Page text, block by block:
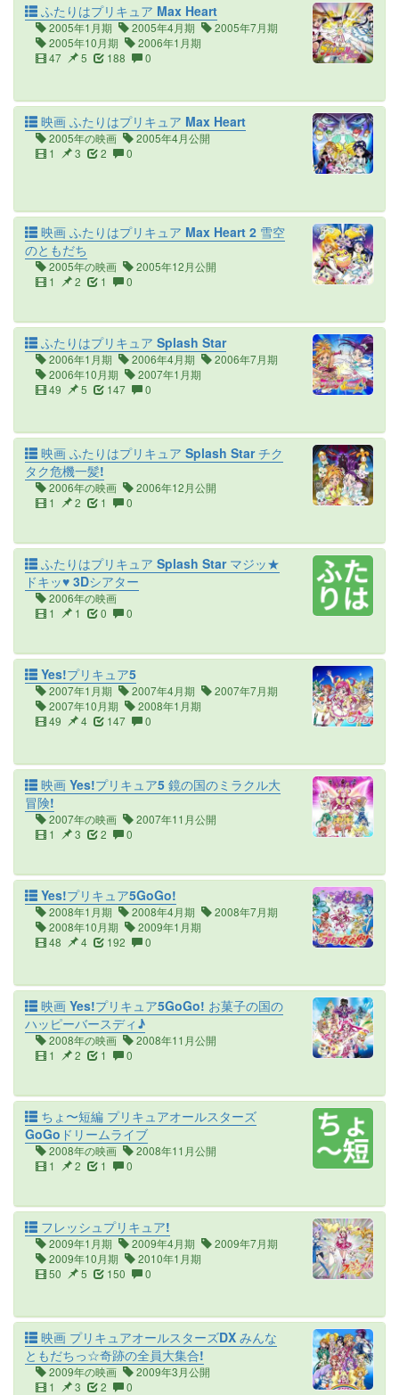
ふたりはプリキュア Max Heart
2005年1月期 2005年4月期
2005年7月期
2005年10月期
2006年1月期
47
5 188 0
映画 ふたりはプリキュア Max Heart
2005年の映画
2005年4月公開
1
3 2 0
映画 ふたりはプリキュア Max Heart 2 雪空
のともだち
2005年の映画
2005年12月公開
1
2 1 0
ふたりはプリキュア Splash Star
2006年1月期 2006年4月期
2006年7月期
2006年10月期
2007年1月期
49
5 147 0
映画 ふたりはプリキュア Splash Star チク
タク危機一髪!
2006年の映画
2006年12月公開
1
2 1 0
ふたりはプリキュア Splash Star マジッ★
ドキッ♥ 3Dシアター
2006年の映画
1
1 0 0
Yes!プリキュア5
2007年1月期 2007年4月期
2007年7月期
2007年10月期
2008年1月期
49
4 147 0
映画 Yes!プリキュア5 鏡の国のミラクル大
冒険!
2007年の映画
2007年11月公開
1
3 2 0
Yes!プリキュア5GoGo!
2008年1月期 2008年4月期
2008年7月期
2008年10月期
2009年1月期
48
4 192 0
映画 Yes!プリキュア5GoGo! お菓子の国の
ハッピーバースディ♪
2008年の映画
2008年11月公開
1
2 1 0
ちょ〜短編 プリキュアオールスターズ
GoGoドリームライブ
2008年の映画
2008年11月公開
1
2 1 0
フレッシュプリキュア!
2009年1月期 2009年4月期
2009年7月期
2009年10月期
2010年1月期
50
5 150 0
映画 プリキュアオールスターズDX みんな
ともだちっ☆奇跡の全員大集合!
2009年の映画
2009年3月公開
1
3 2 0